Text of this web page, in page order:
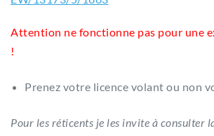
Attention ne fonctionne pas pour une
!
Prenez votre licence volant ou non
Pour les réticents je les invite à consulter